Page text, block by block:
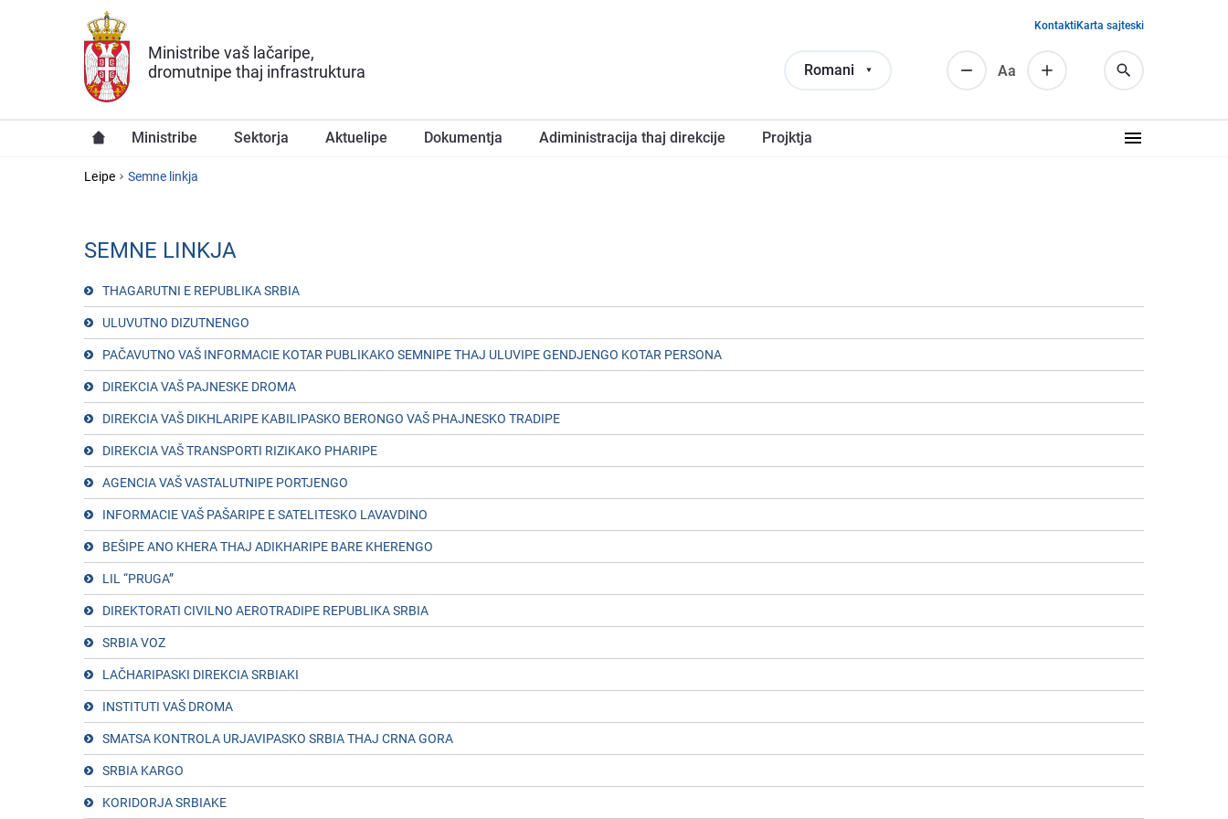
Skip to main content
Ministribe vaš lačaripe,
dromutnipe thaj infrastruktura
Romani Аа
KontaktiKarta sajteski
Ministribe Sektorja Aktuelipe Dokumentja Adiministracija thaj direkcije Projktja
YOU ARE HERE
Leipe Semne linkja
SEMNE LINKJA
THAGARUTNI E REPUBLIKA SRBIA
ULUVUTNO DIZUTNENGO
PAČAVUTNO VAŠ INFORMACIE KOTAR PUBLIKAKO SEMNIPE THAJ ULUVIPE GENDJENGO KOTAR PERSONA
DIREKCIA VAŠ PAJNESKE DROMA
DIREKCIA VAŠ DIKHLARIPE KABILIPASKO BERONGO VAŠ PHAJNESKO TRADIPE
DIREKCIA VAŠ TRANSPORTI RIZIKAKO PHARIPE
AGENCIA VAŠ VASTALUTNIPE PORTJENGO
INFORMACIE VAŠ PAŠARIPE E SATELITESKO LAVAVDINO
BEŠIPE ANO KHERA THAJ ADIKHARIPE BARE KHERENGO
LIL “PRUGA”
DIREKTORATI CIVILNO AEROTRADIPE REPUBLIKA SRBIA
SRBIA VOZ
LAČHARIPASKI DIREKCIA SRBIAKI
INSTITUTI VAŠ DROMA
SMATSA KONTROLA URJAVIPASKO SRBIA THAJ CRNA GORA
SRBIA KARGO
KORIDORJA SRBIAKE